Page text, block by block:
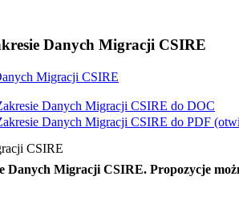
Danych Migracji CSIRE
Migracji CSIRE
Danych Migracji CSIRE do DOC
Danych Migracji CSIRE do PDF
CSIRE
Migracji CSIRE. Propozycje